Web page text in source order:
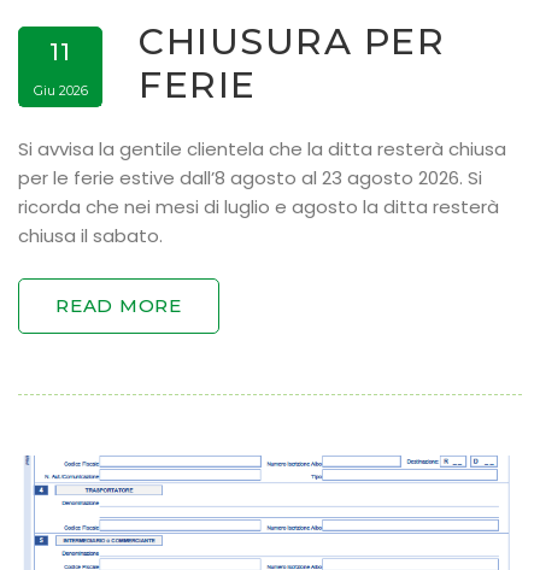
11
Giu 2026
CHIUSURA PER
FERIE
Si avvisa la gentile clientela che la ditta resterà chiusa
per le ferie estive dall’8 agosto al 23 agosto 2026. Si
ricorda che nei mesi di luglio e agosto la ditta resterà
chiusa il sabato.
READ MORE